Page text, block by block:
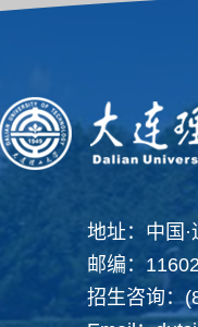
地址：中国
邮编：
招生咨询：